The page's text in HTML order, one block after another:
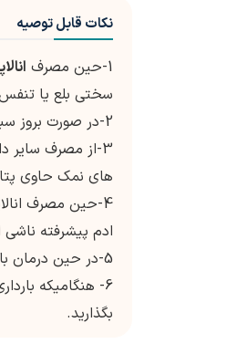
نکات قابل توصیه
1-حین مصرف
سختی بلع یا تنفس
2-در صورت بروز سبکی سر بخصوص در چند روز اول شروع درمان با انالاپریل
3-از مصرف سایر
های نمک حاوی
4-حین مصرف
ادم پیشرفته ناشی
5-در حین درمان با انالاپریل آزمون های عملکرد کبد باید بصورت دوره ای انجام پذیرد.
6- هنگامیکه بارداری تشخیص داده شد مصرف
بگذارید.